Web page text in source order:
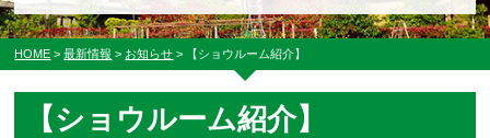
HOME >最新情報 > お知らせ > 【ショウルーム紹介】
【ショウルーム紹介】